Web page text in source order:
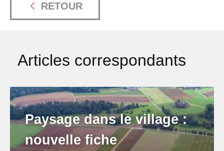
RETOUR
Articles correspondants
Paysage dans le village :
nouvelle fiche